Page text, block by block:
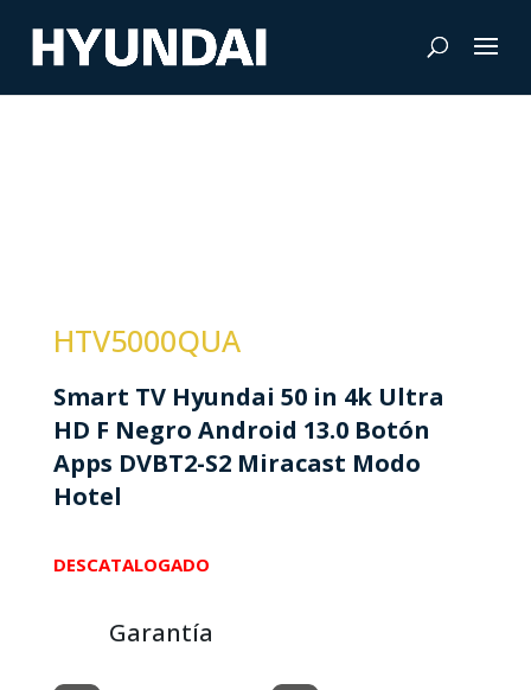
HTV5000QUA
Smart TV Hyundai 50 in 4k Ultra
HD F Negro Android 13.0 Botón
Apps DVBT2-S2 Miracast Modo
Hotel
DESCATALOGADO
Garantía